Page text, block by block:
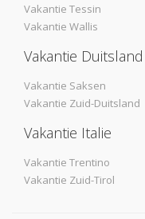
Vakantie Tessin
Vakantie Wallis
Vakantie Duitsland
Vakantie Saksen
Vakantie Zuid-Duitsland
Vakantie Italie
Vakantie Trentino
Vakantie Zuid-Tirol